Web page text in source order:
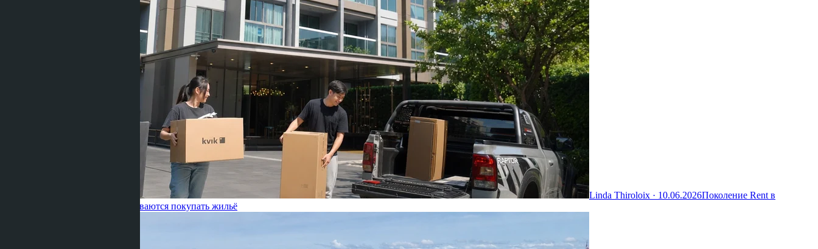
Linda Thiroloix · 10.06.2026Поколение Rent в
Таиланде: почему тайцы отказываются покупать жильё